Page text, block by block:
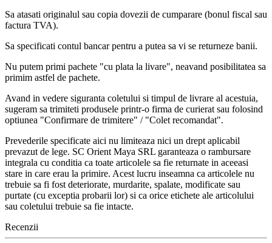
Sa atasati originalul sau copia dovezii de cumparare (bonul fiscal sau
factura TVA).
Sa specificati contul bancar pentru a putea sa vi se returneze banii.
Nu putem primi pachete "cu plata la livare", neavand posibilitatea sa
primim astfel de pachete.
Avand in vedere siguranta coletului si timpul de livrare al acestuia,
sugeram sa trimiteti produsele printr-o firma de curierat sau folosind
optiunea "Confirmare de trimitere" / "Colet recomandat".
Prevederile specificate aici nu limiteaza nici un drept aplicabil
prevazut de lege. SC Orient Maya SRL garanteaza o rambursare
integrala cu conditia ca toate articolele sa fie returnate in aceeasi
stare in care erau la primire. Acest lucru inseamna ca articolele nu
trebuie sa fi fost deteriorate, murdarite, spalate, modificate sau
purtate (cu exceptia probarii lor) si ca orice etichete ale articolului
sau coletului trebuie sa fie intacte.
Recenzii